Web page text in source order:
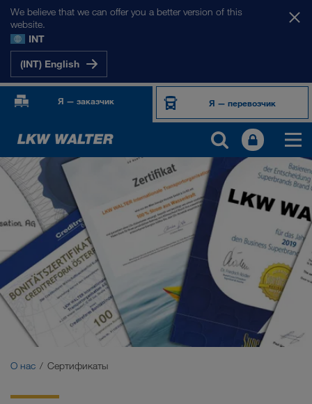
We believe that we can offer you a better version of this
website.
INT
(INT) English
Я — заказчик Я — перевозчик
О НАС
Информация о компании
Менеджмент SHEQ
Социальная ответственность
Сертификаты
О нас Сертификаты